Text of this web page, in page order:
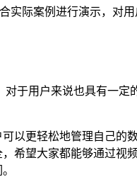
实际案例进行演示，对
于用户来说也具有一定
以更轻松地管理自己的
希望大家都能够通过视